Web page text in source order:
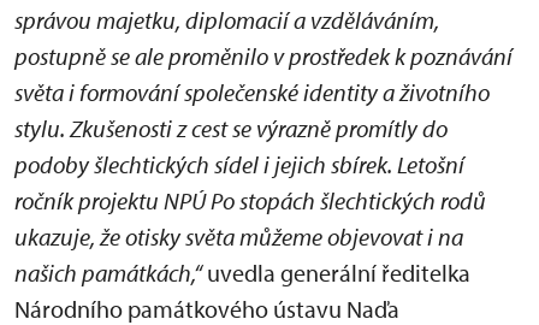
správou majetku, diplomacií a vzděláváním,
postupně se ale proměnilo v prostředek k poznávání
světa i formování společenské identity a životního
stylu. Zkušenosti z cest se výrazně promítly do
podoby šlechtických sídel i jejich sbírek. Letošní
ročník projektu NPÚ Po stopách šlechtických rodů
ukazuje, že otisky světa můžeme objevovat i na
našich památkách,“uvedla generální ředitelka
Národního památkového ústavu Naďa